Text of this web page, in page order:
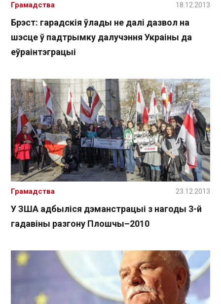
Брэст: гарадскія ўлады не далі дазвол на
шэсце ў падтрымку далучэння Украіны да
еўраінтэграцыі
Грамадства 18.12.2013
У ЗША адбыліся дэманстрацыі з нагоды 3-й
гадавіны разгону Плошчы–2010
Грамадства 23.12.2013